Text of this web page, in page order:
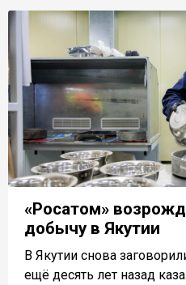
«Росатом»
добычу в Якутии
В Якутии снова
ещё десять лет назад